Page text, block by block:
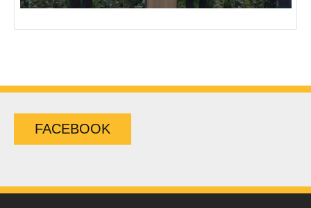
FACEBOOK